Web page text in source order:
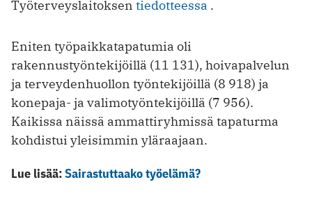
Työterveyslaitoksen tiedotteessa .
Eniten työpaikkatapatumia oli
rakennustyöntekijöillä (11 131), hoivapalvelun
ja terveydenhuollon työntekijöillä (8 918) ja
konepaja- ja valimotyöntekijöillä (7 956).
Kaikissa näissä ammattiryhmissä tapaturma
kohdistui yleisimmin yläraajaan.
Lue lisää:Sairastuttaako työelämä?